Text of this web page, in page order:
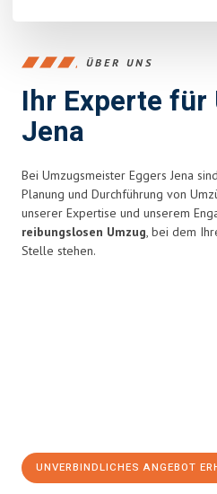
ÜBER UNS
Ihr Experte für
Jena
Bei Umzugsmeister Eggers Jena
Planung und Durchführung von
unserer Expertise und unserem
reibungslosen Umzug, bei dem
Stelle stehen.
UNVERBINDLICHES ANGEBOT